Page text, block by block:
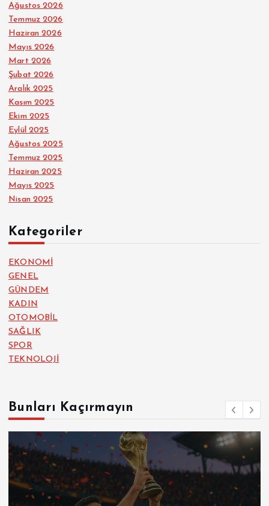
Ağustos 2026
Temmuz 2026
Haziran 2026
Mayıs 2026
Mart 2026
Şubat 2026
Aralık 2025
Kasım 2025
Ekim 2025
Eylül 2025
Ağustos 2025
Temmuz 2025
Haziran 2025
Mayıs 2025
Nisan 2025
Kategoriler
EKONOMİ
GENEL
GÜNDEM
KADIN
OTOMOBİL
SAĞLIK
SPOR
TEKNOLOJİ
Bunları Kaçırmayın